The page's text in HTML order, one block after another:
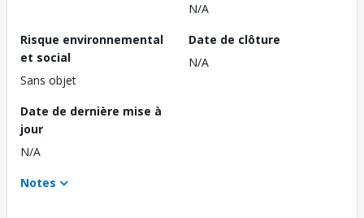
N/A
Risque environnemental
et social
Sans objet
Date de clôture
N/A
Date de dernière mise à
jour
N/A
Notes